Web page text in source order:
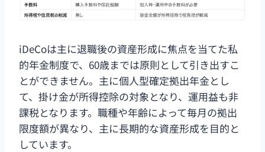
iDeCoは主に退職後の資産形成に焦点を当てた私
的年金制度で、60歳までは原則として引き出すこ
とができません。主に個人型確定拠出年金とし
て、掛け金が所得控除の対象となり、運用益も非
課税となります。職種や年齢によって毎月の拠出
限度額が異なり、主に長期的な資産形成を目的と
しています。